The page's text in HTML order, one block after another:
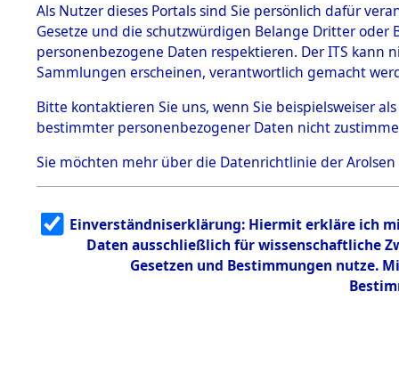
Effekten
1.2.9.1
Effekten aus
dem KZ
Dachau
1.2.9.2
Effekten aus
dem KZ
Bayerisches
Dokument
e
Als Nutzer dieses Portals sind Sie persönlich dafür
Gesetze und die schutzwürdigen Belange Dritter
personenbezogene Daten respektieren. Der ITS
Sammlungen erscheinen, verantwortlich gemacht
Bitte kontaktieren Sie uns, wenn Sie beispielsweiser
bestimmter personenbezogener Daten nicht
Sie möchten mehr über die Datenrichtlinie der Arolsen
Einverständniserklärung: Hiermit erkläre ich
Daten ausschließlich für wissenschaftliche
Gesetzen und Bestimmungen nutze.